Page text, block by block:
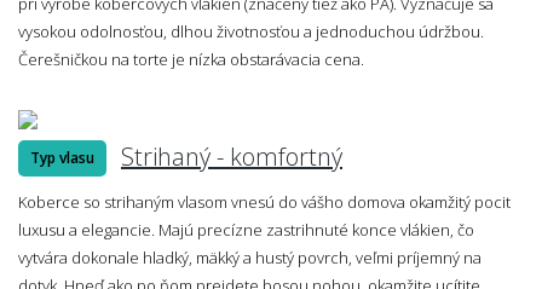
vysokou odolnosťou, dlhou životnosťou a jednoduchou údržbou.
Čerešničkou na torte je nízka obstarávacia cena.
Typ vlasu Strihaný - komfortný
Koberce so strihaným vlasom vnesú do vášho domova okamžitý pocit
luxusu a elegancie. Majú precízne zastrihnuté konce vlákien, čo
vytvára dokonale hladký, mäkký a hustý povrch, veľmi príjemný na